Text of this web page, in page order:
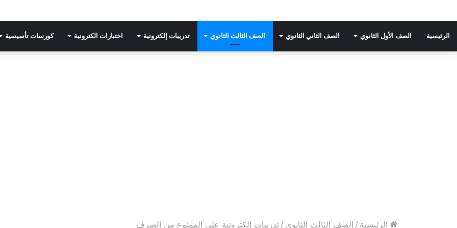
الرئيسية الصف الأول الثانوي الصف الثاني الثانوي الصف الثالث الثانوي تدريبات إلكترونية اختبارات الكترونية كورسات تأسيسية
الرئيسية / الصف الثالث الثانوي / تدريبات إلكترونية على الممنوع من الصرف